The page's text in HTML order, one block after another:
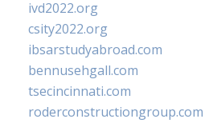
ivd2022.org
csity2022.org
ibsarstudyabroad.com
bennusehgall.com
tsecincinnati.com
roderconstructiongroup.com